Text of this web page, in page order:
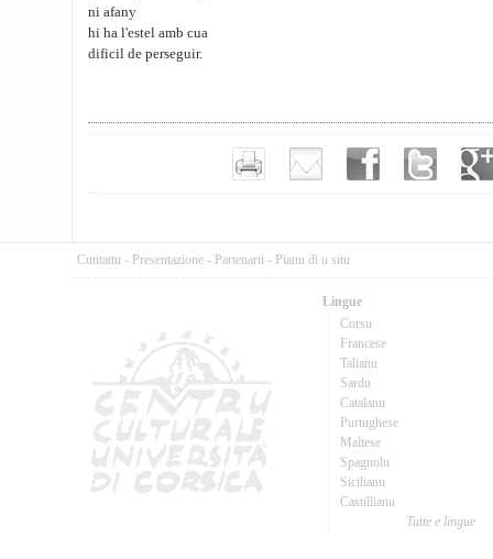
ni afany
hi ha l'estel amb cua
dificil de perseguir.
Cuntattu - Presentazione - Partenarii - Pianu di u situ
Lingue
Corsu
Francese
Talianu
Sardu
Catalanu
Purtughese
Maltese
Spagnolu
Sicilianu
Castillianu
Tutte e lingue